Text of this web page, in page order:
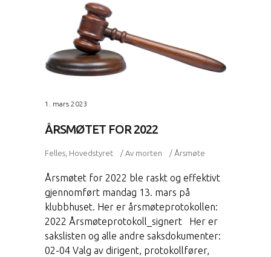
1. mars 2023
ÅRSMØTET FOR 2022
Felles Hovedstyret Av morten Årsmøte
Årsmøtet for 2022 ble raskt og effektivt
gjennomført mandag 13. mars på
klubbhuset. Her er årsmøteprotokollen:
2022 Årsmøteprotokoll_signert Her er
sakslisten og alle andre saksdokumenter:
02-04 Valg av dirigent, protokollfører,